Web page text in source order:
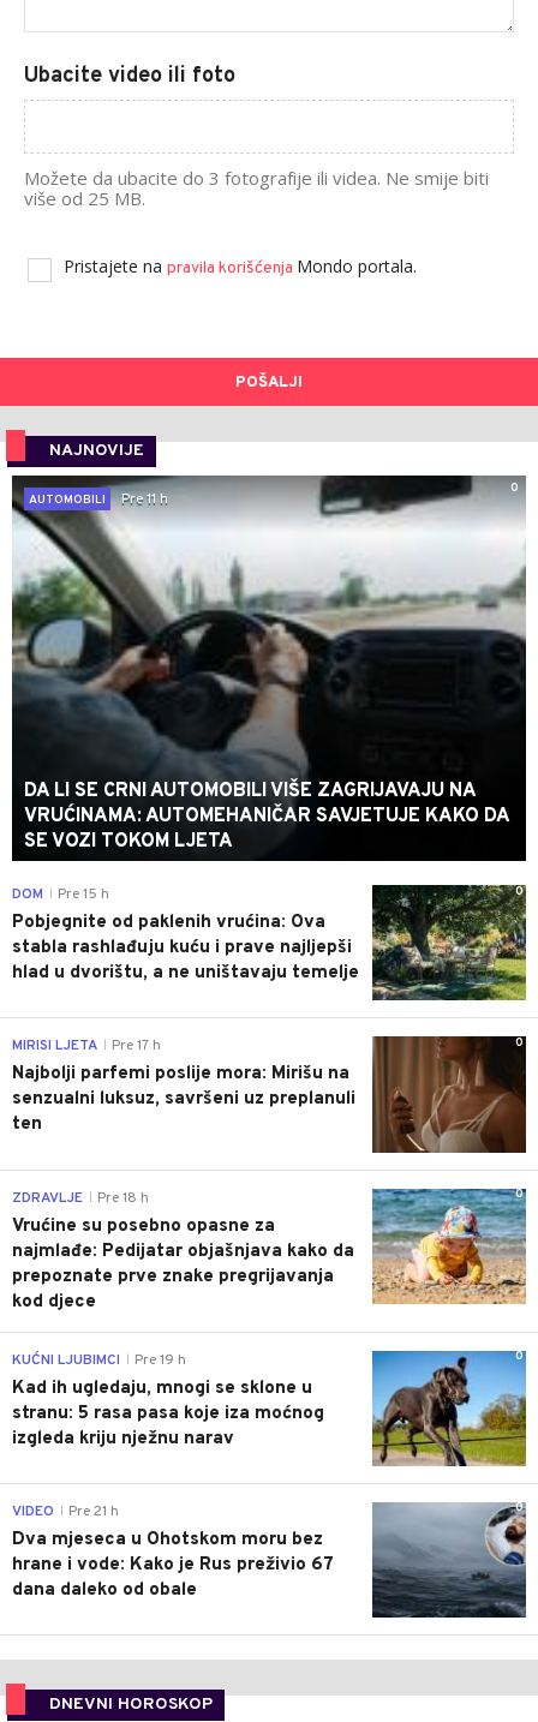
Ubacite video ili foto
Možete da ubacite do 3 fotografije ili videa. Ne smije biti
više od 25 MB.
Pristajete na pravila korišćenja Mondo portala.
POŠALJI
NAJNOVIJE
0
AUTOMOBILI
Pre 11 h
DA LI SE CRNI AUTOMOBILI VIŠE ZAGRIJAVAJU NA
VRUĆINAMA: AUTOMEHANIČAR SAVJETUJE KAKO DA
SE VOZI TOKOM LJETA
0
DOM Pre 15 h
Pobjegnite od paklenih vrućina: Ova
stabla rashlađuju kuću i prave najljepši
hlad u dvorištu, a ne uništavaju temelje
0
MIRISI LJETA Pre 17 h
Najbolji parfemi poslije mora: Mirišu na
senzualni luksuz, savršeni uz preplanuli
ten
0
ZDRAVLJE Pre 18 h
Vrućine su posebno opasne za
najmlađe: Pedijatar objašnjava kako da
prepoznate prve znake pregrijavanja
kod djece
0
KUĆNI LJUBIMCI Pre 19 h
Kad ih ugledaju, mnogi se sklone u
stranu: 5 rasa pasa koje iza moćnog
izgleda kriju nježnu narav
0
VIDEO Pre 21 h
Dva mjeseca u Ohotskom moru bez
hrane i vode: Kako je Rus preživio 67
dana daleko od obale
DNEVNI HOROSKOP